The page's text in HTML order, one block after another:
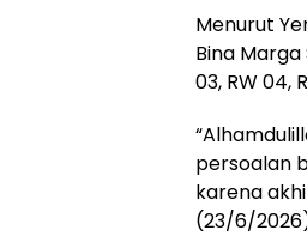
Menurut
Bina
03, RW 04,
persoalan
karena
(23/6/